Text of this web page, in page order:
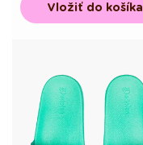
Vložiť do košíka